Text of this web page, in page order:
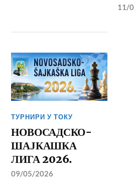
11/
ТУРНИРИ У ТОКУ
НОВОСАДСКО-
ШАЈКАШКА
ЛИГА 2026.
09/05/2026